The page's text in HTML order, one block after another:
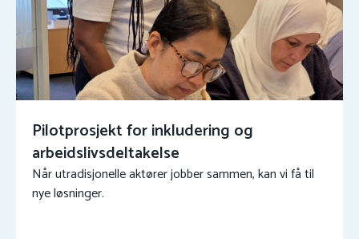
Pilotprosjekt for inkludering og
arbeidslivsdeltakelse
Når utradisjonelle aktører jobber sammen, kan vi få til
nye løsninger.